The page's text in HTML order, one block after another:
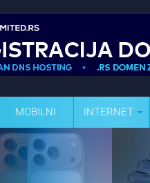
MOBILNI INTERNET